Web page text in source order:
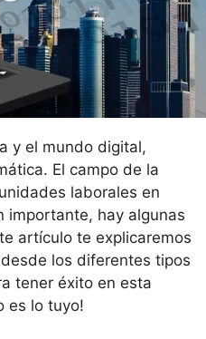
y el mundo digital,
El campo de la
laborales en
importante, hay algunas
artículo te explicaremos
los diferentes tipos
tener éxito en esta
es lo tuyo!